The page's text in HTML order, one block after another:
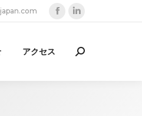
opensopens
アクセス Search: